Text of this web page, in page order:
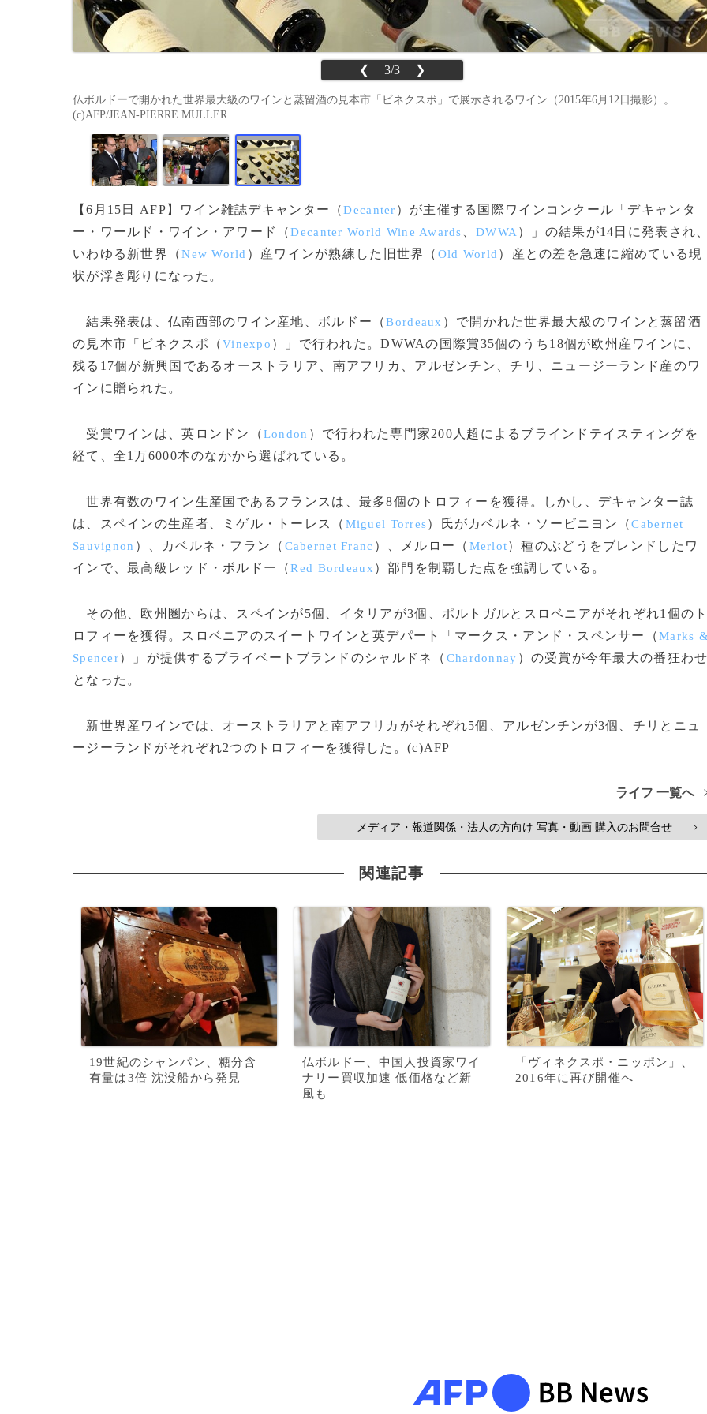
❮ 3/3 ❯
仏ボルドーで開かれた世界最大級のワインと蒸留酒の見本市「ビネクスポ」で展示されるワイン（2015年6月12日撮影）。
(c)AFP/JEAN-PIERRE MULLER
【6月15日 AFP】ワイン雑誌デキャンター（Decanter ）が主催する国際ワインコンクール「デキャンタ
ー・ワールド・ワイン・アワード（Decanter World Wine Awards 、DWWA ）」の結果が14日に発表され
いわゆる新世界（New World ）産ワインが熟練した旧世界（ Old World ）産との差を急速に縮めている現
状が浮き彫りになった。
結果発表は、仏南西部のワイン産地、ボルドー（Bordeaux ）で開かれた世界最大級のワインと蒸留酒
の見本市「ビネクスポ（Vinexpo ）」で行われた。DWWAの国際賞35個のうち18個が欧州産ワインに、
残る17個が新興国であるオーストラリア、南アフリカ、アルゼンチン、チリ、ニュージーランド産のワ
インに贈られた。
受賞ワインは、英ロンドン（London ）で行われた専門家200人超によるブラインドテイスティングを
経て、全1万6000本のなかから選ばれている。
世界有数のワイン生産国であるフランスは、最多8個のトロフィーを獲得。しかし、デキャンター誌
は、スペインの生産者、ミゲル・トーレス（ Miguel Torres）氏がカベルネ・ソービニヨン（Cabernet
Sauvignon ）、カベルネ・フラン（ Cabernet Franc ）、メルロー（ Merlot）種のぶどうをブレンドしたワ
インで、最高級レッド・ボルドー（Red Bordeaux ）部門を制覇した点を強調している。
その他、欧州圏からは、スペインが5個、イタリアが3個、ポルトガルとスロベニアがそれぞれ1個の
ロフィーを獲得。スロベニアのスイートワインと英デパート「マークス・アンド・スペンサー（Marks
Spencer）」が提供するプライベートブランドのシャルドネ（ Chardonnay ）の受賞が今年最大の番狂わ
となった。
新世界産ワインでは、オーストラリアと南アフリカがそれぞれ5個、アルゼンチンが3個、チリとニュ
ージーランドがそれぞれ2つのトロフィーを獲得した。(c)AFP
ライフ 一覧へ
メディア・報道関係・法人の方向け 写真・動画 購入のお問合せ >
関連記事
19世紀のシャンパン、糖分含
有量は3倍 沈没船から発見
仏ボルドー、中国人投資家ワイ
ナリー買収加速 低価格など新
風も
「ヴィネクスポ・ニッポン」、
2016年に再び開催へ